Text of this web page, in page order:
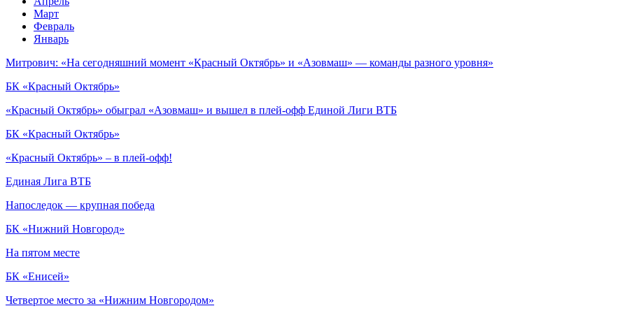
Март
Февраль
Январь
Митрович: «На сегодняшний момент «Красный Октябрь» и «Азовмаш» — команды разного уровня»
БК «Красный Октябрь»
«Красный Октябрь» обыграл «Азовмаш» и вышел в плей-офф Единой Лиги ВТБ
БК «Красный Октябрь»
«Красный Октябрь» – в плей-офф!
Единая Лига ВТБ
Напоследок — крупная победа
БК «Нижний Новгород»
На пятом месте
БК «Енисей»
Четвертое место за «Нижним Новгородом»